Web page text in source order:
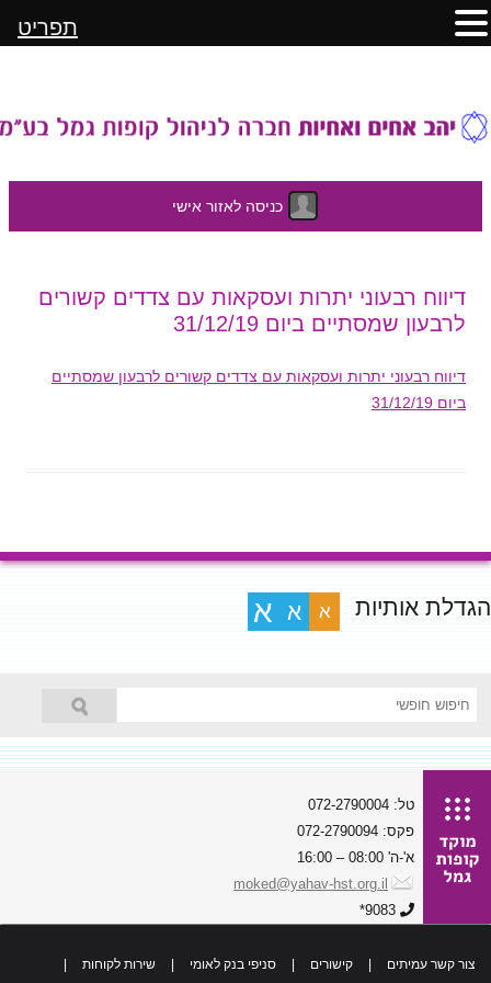
כניסה לאזור אישי
לתוכן
דיווח רבעוני יתרות ועסקאות עם צדדים קשורים
לרבעון שמסתיים ביום 31/12/19
דיווח רבעוני יתרות ועסקאות עם צדדים קשורים לרבעון שמסתיים
ביום 31/12/19
הגדלת אותיות א א א
טל: 072-2790004
פקס: 072-2790094
א'-ה' 08:00 – 16:00
moked@yahav-hst.org.il
9083*
צור קשר עמיתים קישורים סניפי בנק לאומי שירות לקוחות
תפריט